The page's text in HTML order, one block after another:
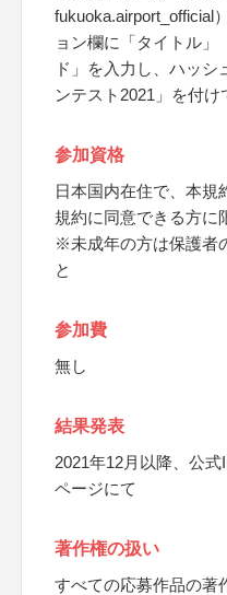
fukuoka.airport_official
ョン欄に「タイトル」
ド」を入力し、ハッシ
ンテスト2021」を付け
参加資格
日本国内在住で、本規
規約に同意できる方に
※未成年の方は保護者
と
参加費
無し
結果発表
2021年12月以降、公
ページにて
著作権の扱い
すべての応募作品の著